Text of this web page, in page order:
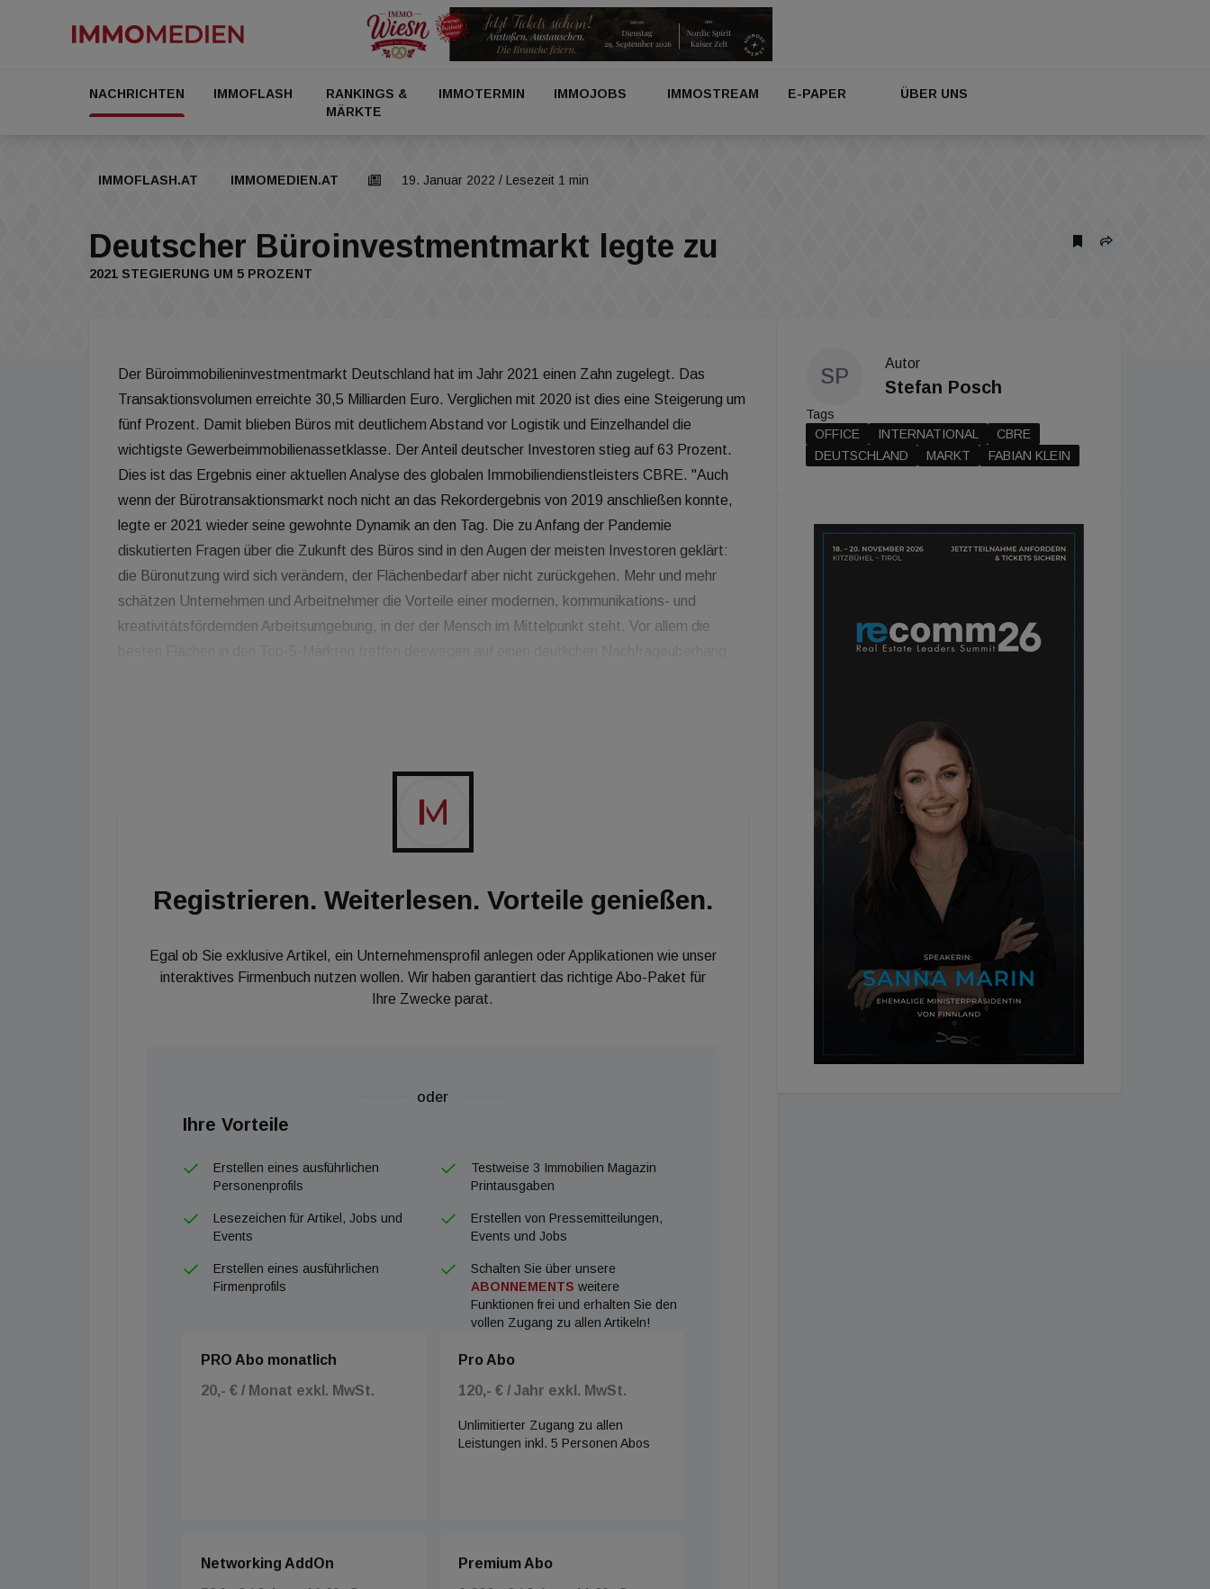
NACHRICHTEN IMMOFLASH
RANKINGS &
MÄRKTE
IMMOTERMIN IMMOJOBS IMMOSTREAM E-PAPER ÜBER UNS
IMMOFLASH.AT IMMOMEDIEN.AT 19. Januar 2022 / Lesezeit 1 min
Deutscher Büroinvestmentmarkt legte zu
2021 STEGIERUNG UM 5 PROZENT
Der Büroimmobilieninvestmentmarkt Deutschland hat im Jahr 2021 einen Zahn zugelegt. Das
Transaktionsvolumen erreichte 30,5 Milliarden Euro. Verglichen mit 2020 ist dies eine Steigerung um
fünf Prozent. Damit blieben Büros mit deutlichem Abstand vor Logistik und Einzelhandel die
wichtigste Gewerbeimmobilienassetklasse. Der Anteil deutscher Investoren stieg auf 63 Prozent.
Dies ist das Ergebnis einer aktuellen Analyse des globalen Immobiliendienstleisters CBRE. "Auch
wenn der Bürotransaktionsmarkt noch nicht an das Rekordergebnis von 2019 anschließen konnte,
legte er 2021 wieder seine gewohnte Dynamik an den Tag. Die zu Anfang der Pandemie
diskutierten Fragen über die Zukunft des Büros sind in den Augen der meisten Investoren geklärt:
die Büronutzung wird sich verändern, der Flächenbedarf aber nicht zurückgehen. Mehr und mehr
schätzen Unternehmen und Arbeitnehmer die Vorteile einer modernen, kommunikations- und
kreativitätsfördernden Arbeitsumgebung, in der der Mensch im Mittelpunkt steht. Vor allem die
besonders stark aus. Auf diese Jahresendrallye entfielen 38% des gesamten Transaktionsvolumens
des Büroinvestmentmarktes. "2022 wird sich der Nachfrageüberhang am deutschen
Büroinvestmentmarkt weiter fortsetzen, sodass das Transaktionsvolumen durch das Angebot
bestimmt werden wird. Ein Investitionsvolumen von bis zu EUR 30 Milliarden ist durchaus
wird aber vermutlich geringer ausfallen als 2021", erwartet Klein.
Registrieren. Weiterlesen. Vorteile genießen.
Egal ob Sie exklusive Artikel, ein Unternehmensprofil anlegen oder Applikationen wie unser
interaktives Firmenbuch nutzen wollen. Wir haben garantiert das richtige Abo-Paket für
Ihre Zwecke parat.
oder
Ihre Vorteile
Erstellen eines ausführlichen
Personenprofils
Testweise 3 Immobilien Magazin
Printausgaben
Lesezeichen für Artikel, Jobs und
Events
Erstellen von Pressemitteilungen,
Events und Jobs
Erstellen eines ausführlichen
Firmenprofils
Schalten Sie über unsere
ABONNEMENTS weitere
Funktionen frei und erhalten Sie den
vollen Zugang zu allen Artikeln!
PRO Abo monatlich
20,- € / Monat exkl. MwSt.
Pro Abo
120,- € / Jahr exkl. MwSt.
Unlimitierter Zugang zu allen
Leistungen inkl. 5 Personen Abos
Networking AddOn
Premium Abo
SP
Autor
Stefan Posch
Tags
OFFICE
INTERNATIONAL
CBRE
DEUTSCHLAND
MARKT FABIAN KLEIN